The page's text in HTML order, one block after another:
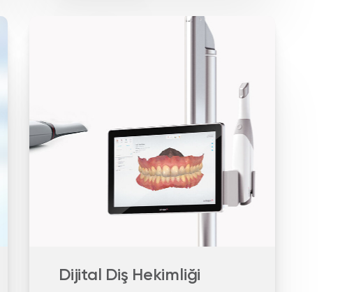
Dijital Diş Hekimliği